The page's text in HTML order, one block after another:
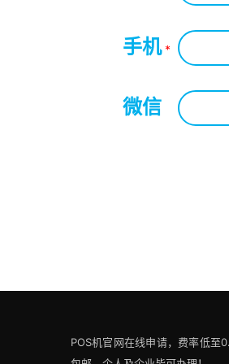
手机*
微信
POS机官网在线申请，费率低至